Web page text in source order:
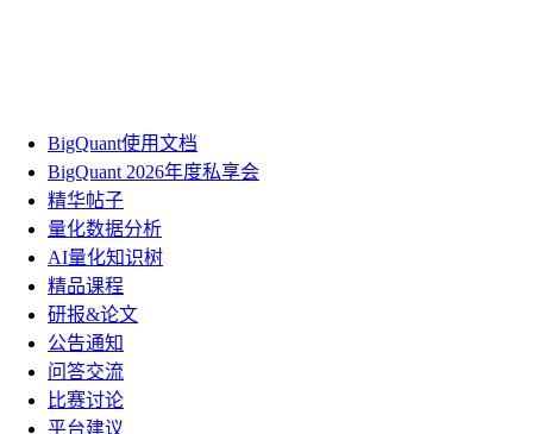
BigQuant使用文档
BigQuant 2026年度私享会
精华帖子
量化数据分析
AI量化知识树
精品课程
研报&论文
公告通知
问答交流
比赛讨论
平台建议